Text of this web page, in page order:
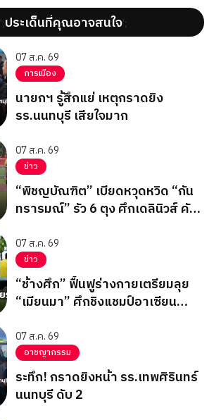
';ประเด็นที่คุณอาจสนใจ';
07 ส.ค. 69
การเมือง
นายกฯ รู้สึกแย่ เหตุกราดยิง
รร.นนทบุรี เสียใจมาก
07 ส.ค. 69
ข่าว
“พิชญบัณฑิต” เบียดหวุดหวิด “กัน
ทรารมณ์” รัว 6 ตุง ศึกเดลินิวส์ คัพ
07 ส.ค. 69
ข่าว
“ช้างศึก” ฟื้นฟูร่างกายเตรียมลุย
“เมียนมา” ศึกชิงแชมป์อาเซียน
สุดท้าย
07 ส.ค. 69
อาชญากรรม
ระทึก! กราดยิงหน้า รร.เทพศิรินทร์
นนทบุรี ดับ 2